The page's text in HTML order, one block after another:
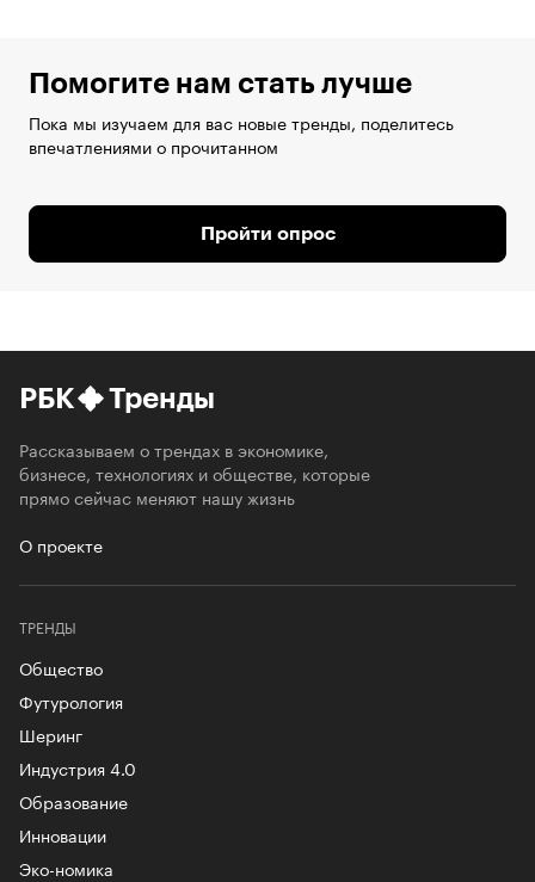
Помогите нам стать лучше
Пока мы изучаем для вас новые тренды, поделитесь
впечатлениями о прочитанном
Пройти опрос
РБК Тренды
Рассказываем о трендах в экономике,
бизнесе, технологиях и обществе, которые
прямо сейчас меняют нашу жизнь
О проекте
ТРЕНДЫ
Общество
Футурология
Шеринг
Индустрия 4.0
Образование
Инновации
Эко-номика